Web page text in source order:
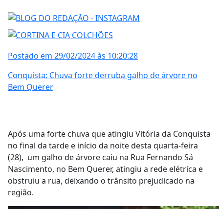
Postado em 29/02/2024 às 10:20:28
Conquista: Chuva forte derruba galho de árvore no
Bem Querer
Após uma forte chuva que atingiu Vitória da Conquista
no final da tarde e início da noite desta quarta-feira
(28), um galho de árvore caiu na Rua Fernando Sá
Nascimento, no Bem Querer, atingiu a rede elétrica e
obstruiu a rua, deixando o trânsito prejudicado na
região.